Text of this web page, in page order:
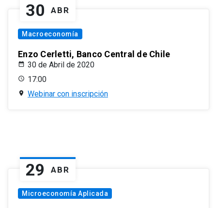
30 ABR
Macroeconomía
Enzo Cerletti, Banco Central de Chile
30 de Abril de 2020
17:00
Webinar con inscripción
29 ABR
Microeconomía Aplicada